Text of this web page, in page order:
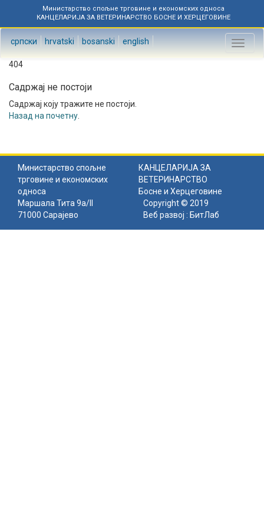
Министарство спољне трговине и економских односа
КАНЦЕЛАРИЈА ЗА ВЕТЕРИНАРСТВО БОСНЕ И ХЕРЦЕГОВИНЕ
српски hrvatski bosanski english
Toggle
404
Садржај не постоји
Садржај коју тражите не постоји.
Назад на почетну
Министарство спољне
трговине и економских
односа
КАНЦЕЛАРИЈА ЗА
ВЕТЕРИНАРСТВО
Босне и Херцеговине
Маршала Тита 9а/II
71000 Сарајево
Copyright © 2019
Веб развој : БитЛаб